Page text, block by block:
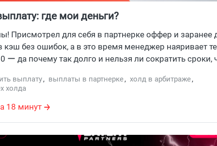
где мои деньги?
Присмотрел для себя в партнерке оффер и заранее
кэш без ошибок, а в это время менеджер наяривает
ー да почему так долго и нельзя ли сократить сроки,
деньги? А бывают партнерки без холда?
такое холд в арбитраже, что делать если трафик
придется ждать своих выплат от партнерки и
чего ждать от холда в условиях работы с
выплату, выплаты в партнерке, холд в арбитраже,
холда
18 минут